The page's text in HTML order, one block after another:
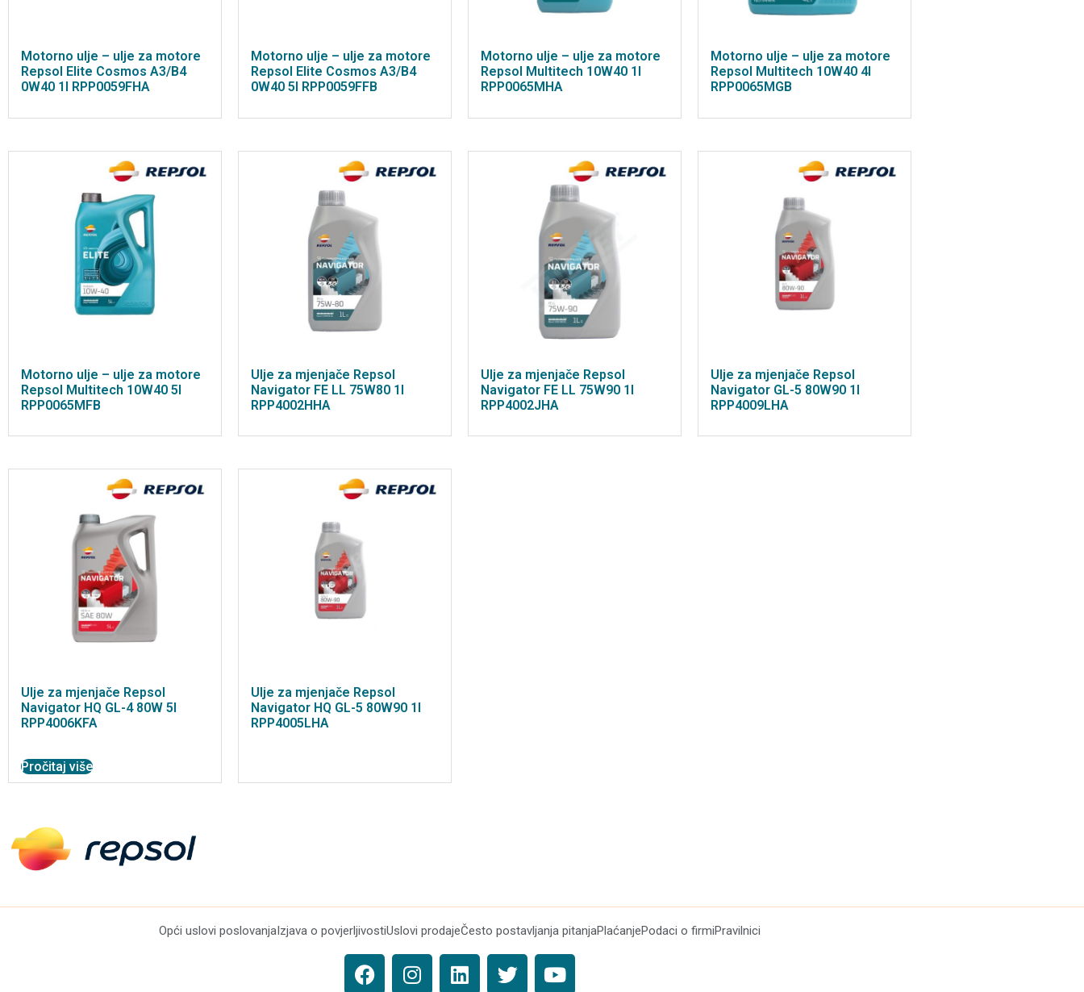
Motorno ulje – ulje za motore
Repsol Elite Cosmos A3/B4
0W40 1l RPP0059FHA
Motorno ulje – ulje za motore
Repsol Elite Cosmos A3/B4
0W40 5l RPP0059FFB
Motorno ulje – ulje za motore
Repsol Multitech 10W40 1l
RPP0065MHA
Motorno ulje – ulje za motore
Repsol Multitech 10W40 4l
RPP0065MGB
Motorno ulje – ulje za motore
Repsol Multitech 10W40 5l
RPP0065MFB
Ulje za mjenjače Repsol
Navigator FE LL 75W80 1l
RPP4002HHA
Ulje za mjenjače Repsol
Navigator FE LL 75W90 1l
RPP4002JHA
Ulje za mjenjače Repsol
Navigator GL-5 80W90 1l
RPP4009LHA
Ulje za mjenjače Repsol
Navigator HQ GL-4 80W 5l
RPP4006KFA
Pročitaj više
Ulje za mjenjače Repsol
Navigator HQ GL-5 80W90 1l
RPP4005LHA
Opći uslovi poslovanjaIzjava o povjerljivostiUslovi prodajeČesto postavljanja pitanjaPlaćanjePodaci o firmiPravilnici